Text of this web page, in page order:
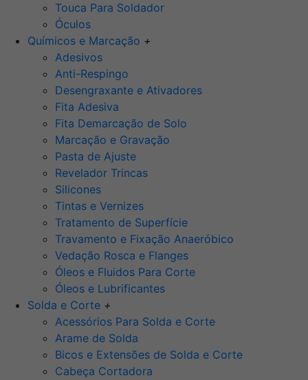
Touca Para Soldador
Óculos
Químicos e Marcação +
Adesivos
Anti-Respingo
Desengraxante e Ativadores
Fita Adesiva
Fita Demarcação de Solo
Marcação e Gravação
Pasta de Ajuste
Revelador Trincas
Silicones
Tintas e Vernizes
Tratamento de Superfície
Travamento e Fixação Anaeróbico
Vedação Rosca e Flanges
Óleos e Fluidos Para Corte
Óleos e Lubrificantes
Solda e Corte +
Acessórios Para Solda e Corte
Arame de Solda
Bicos e Extensões de Solda e Corte
Cabeça Cortadora